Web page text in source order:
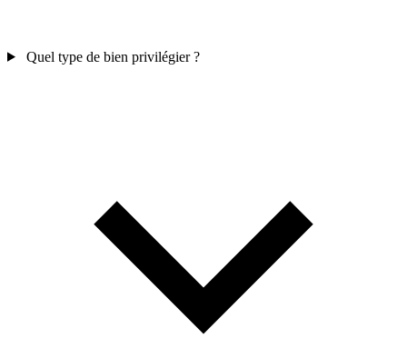
Quel type de bien privilégier ?